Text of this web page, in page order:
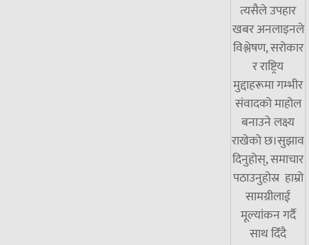
त्यसैले उपहार
खबर अनलाइनले
विश्लेषण, सरोकार
र राष्ट्रिय
मुद्दाहरूमा गम्भीर
संवादको माहोल
बनाउने लक्ष्य
राखेको छ।सुझाव
दिनुहोस्, समाचार
पठाउनुहोस्र हाम्रो
सामग्रीलाई
मूल्यांकन गर्दै
साथ दिँदै